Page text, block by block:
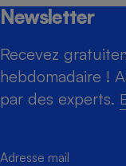
Newsletter
Recevez
hebdomadaire !
par des experts.
Adresse mail